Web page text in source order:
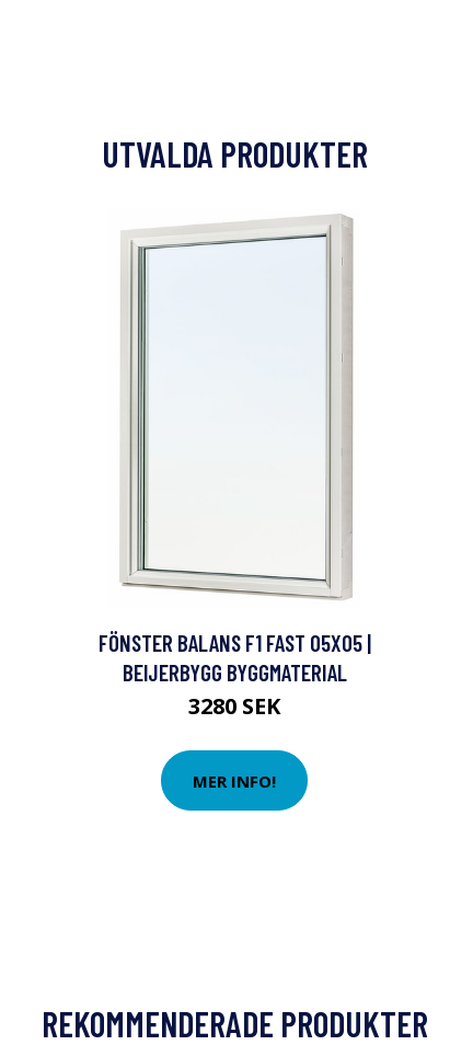
UTVALDA PRODUKTER
FÖNSTER BALANS F1 FAST 05X05 |
BEIJERBYGG BYGGMATERIAL
3280 SEK
MER INFO!
REKOMMENDERADE PRODUKTER